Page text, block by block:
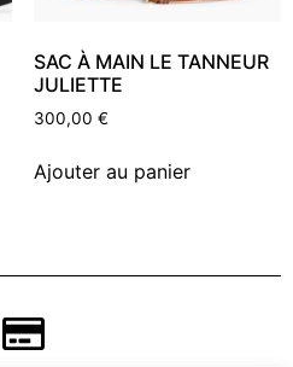
SAC À MAIN LE TANNEUR
JULIETTE
300,00 €
Ajouter au panier